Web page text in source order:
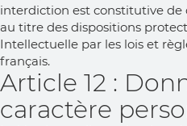
interdiction est constitutive
au titre des dispositions
Intellectuelle par les lois et
français.
Article 12 :
caractère